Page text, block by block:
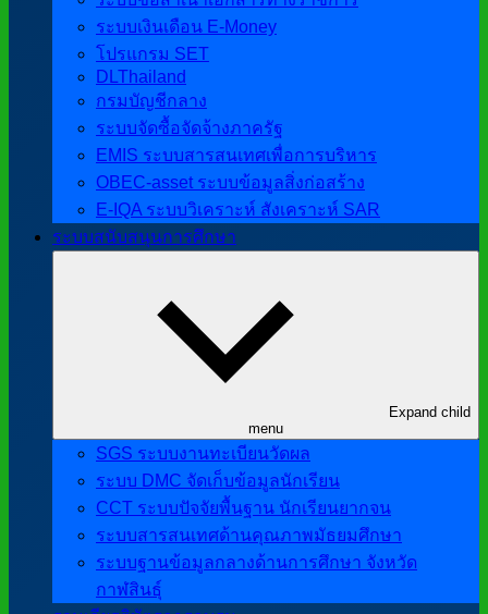
ระบบเงินเดือน E-Money
โปรแกรม SET
DLThailand
กรมบัญชีกลาง
ระบบจัดซื้อจัดจ้างภาครัฐ
EMIS ระบบสารสนเทศเพื่อการบริหาร
OBEC-asset ระบบข้อมูลสิ่งก่อสร้าง
E-IQA ระบบวิเคราะห์ สังเคราะห์ SAR
ระบบสนับสนุนการศึกษา
Expand child
menu
SGS ระบบงานทะเบียนวัดผล
ระบบ DMC จัดเก็บข้อมูลนักเรียน
CCT ระบบปัจจัยพื้นฐาน นักเรียนยากจน
ระบบสารสนเทศด้านคุณภาพมัธยมศึกษา
ระบบฐานข้อมูลกลางด้านการศึกษา จังหวัด
กาฬสินธุ์